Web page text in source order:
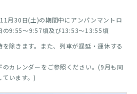
月30日(土)の期間中にアンパンマントロ
の9:55～9:57頃及び13:53～13:55頃
除きます。また、列車が遅延・運休する
カレンダーをご参照ください。(9月も同
います。)